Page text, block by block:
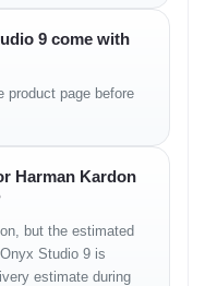
এবং আকার ও ওজনের কারণে
হয়, তাই সোর্স ডিভাইসে ব্লুটুথ
9 come with
product page before
Harman Kardon
but the estimated
Studio 9 is
estimate during